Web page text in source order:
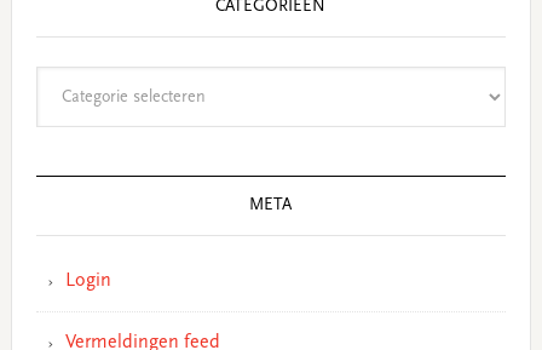
CATEGORIEËN
META
Login
Vermeldingen feed